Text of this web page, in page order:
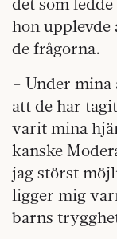
hon upplevde
de frågorna.
– Under
att de har
varit mina
kanske
jag störst
ligger mig
barns